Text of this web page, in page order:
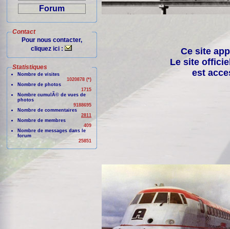
Forum
Contact
Pour nous contacter,
cliquez ici :
Statistiques
Nombre de visites
1020878 (*)
Nombre de photos
1715
Nombre cumulÃ© de vues de
photos
9188695
Nombre de commentaires
2811
Nombre de membres
409
Nombre de messages dans le
forum
25851
Ce site
Le site
est